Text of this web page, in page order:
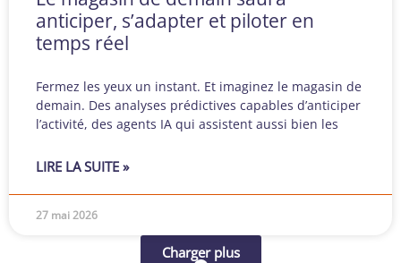
anticiper, s’adapter et piloter en
temps réel
Fermez les yeux un instant. Et imaginez le magasin de
demain. Des analyses prédictives capables d’anticiper
l’activité, des agents IA qui assistent aussi bien les
LIRE LA SUITE »
27 mai 2026
Charger plus